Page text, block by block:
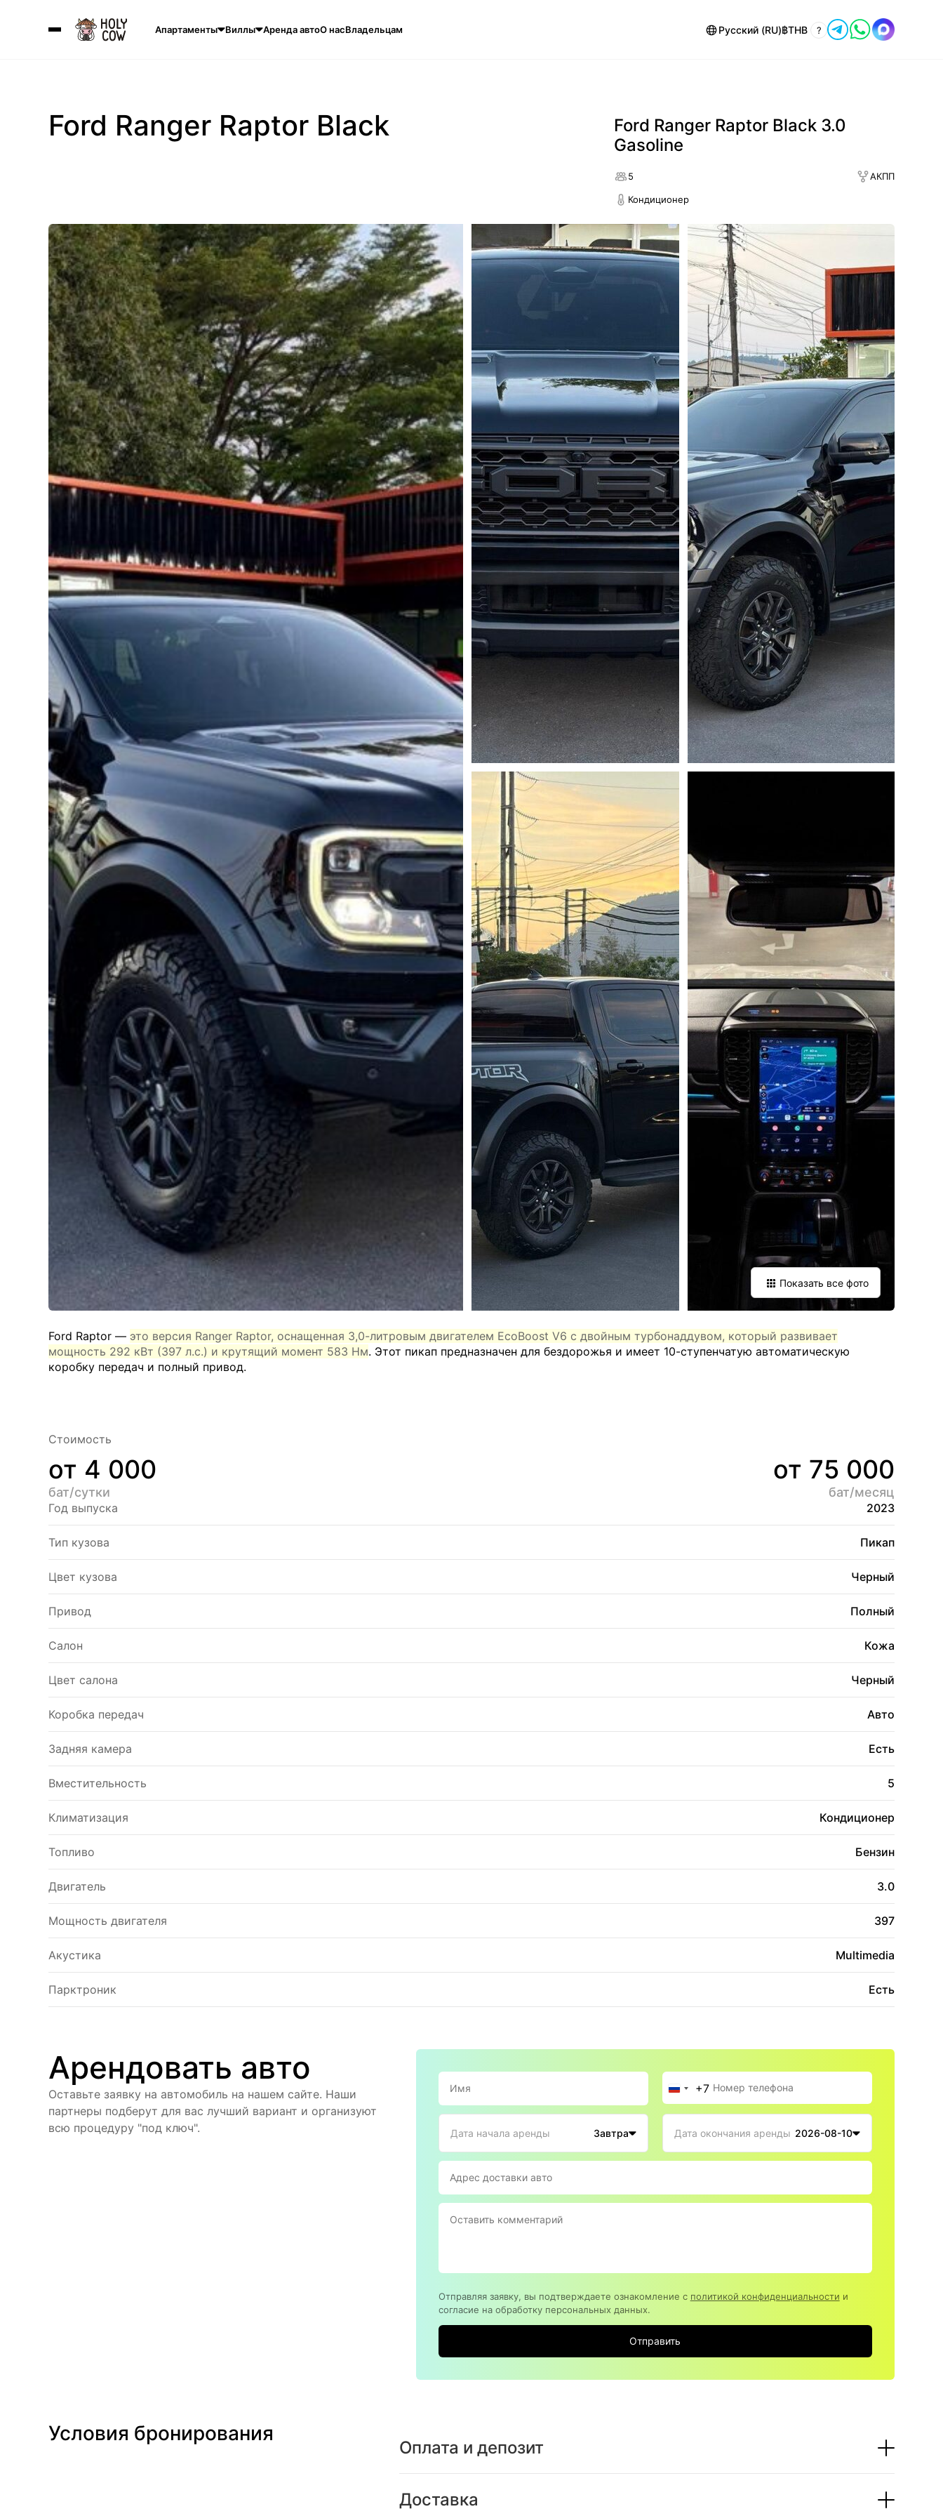
Апартаменты Виллы Аренда автоО насВладельцам Русский (RU)฿THB ?
Ford Ranger Raptor Black
Ford Ranger Raptor Black 3.0
Gasoline
5 АКПП
Кондиционер
Показать все фото
Ford Raptor — это версия Ranger Raptor, оснащенная 3,0-литровым двигателем EcoBoost V6 с двойным турбонаддувом, который развивает
мощность 292 кВт (397 л.с.) и крутящий момент 583 Нм. Этот пикап предназначен для бездорожья и имеет 10-ступенчатую автоматическую
коробку передач и полный привод.
Стоимость
от 4 000
бат/сутки
от 75 000
бат/месяц
Год выпуска 2023
Тип кузова Пикап
Цвет кузова Черный
Привод Полный
Салон Кожа
Цвет салона Черный
Коробка передач Авто
Задняя камера Есть
Вместительность 5
Климатизация Кондиционер
Топливо Бензин
Двигатель 3.0
Мощность двигателя 397
Акустика Multimedia
Парктроник Есть
Арендовать авто
Оставьте заявку на автомобиль на нашем сайте. Наши
партнеры подберут для вас лучший вариант и организуют
всю процедуру "под ключ".
Россия
+7
Дата начала аренды Завтра Дата окончания аренды 2026-08-10
Отправляя заявку, вы подтверждаете ознакомление с политикой конфиденциальности и
согласие на обработку персональных данных.
Отправить
Условия бронирования
Оплата и депозит
Доставка